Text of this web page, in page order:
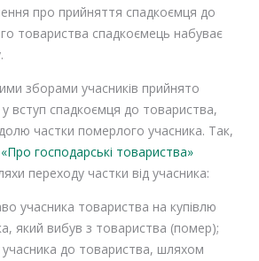
про прийняття спадкоємця до
товариства спадкоємець набуває
зборами учасників прийнято
вступ спадкоємця до товариства,
частки померлого учасника. Так,
господарські товариства»
переходу частки від учасника:
учасника товариства на купівлю
який вибув з товариства (помер);
учасника до товариства, шляхом